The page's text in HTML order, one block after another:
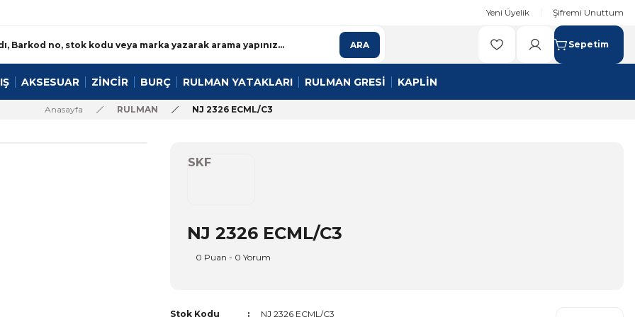
Yeni Üyelik Şifremi Unuttum
ARA Sepetim
AKSESUAR ZİNCİR BURÇ RULMAN YATAKLARI RULMAN GRESİ KAPLİN
Anasayfa RULMAN NJ 2326 ECML/C3
SKF
NJ 2326 ECML/C3
0 Puan - 0 Yorum
Stok Kodu NJ 2326 ECML/C3